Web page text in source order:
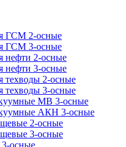
ГСМ 2-осные
ГСМ 3-осные
нефти 2-осные
нефти 3-осные
техводы 2-осные
техводы 3-осные
МВ 3-осные
АКН 3-осные
2-осные
3-осные
осные